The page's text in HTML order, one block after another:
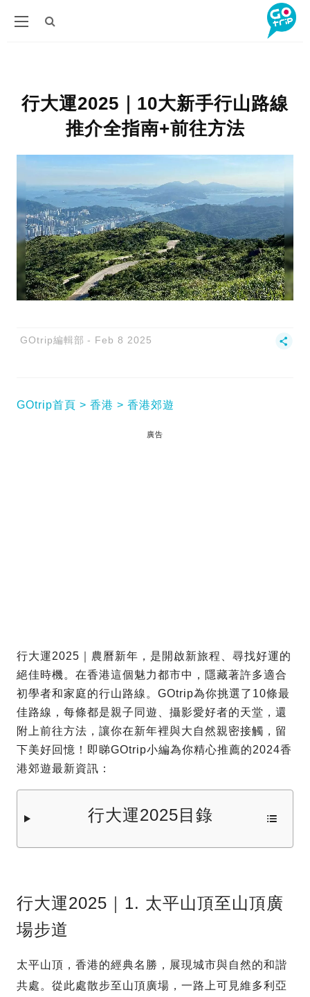
行大運2025｜10大新手行山路線
推介全指南+前往方法
GOtrip編輯部 Feb 8 2025
GOtrip首頁 香港 香港郊遊
廣告
行大運2025｜農曆新年，是開啟新旅程、尋找好運的
絕佳時機。在香港這個魅力都市中，隱藏著許多適合
初學者和家庭的行山路線。GOtrip為你挑選了10條最
佳路線，每條都是親子同遊、攝影愛好者的天堂，還
附上前往方法，讓你在新年裡與大自然親密接觸，留
下美好回憶！即睇GOtrip小編為你精心推薦的2024香
港郊遊最新資訊：
行大運2025目錄
行大運2025｜1. 太平山頂至山頂廣
場步道
太平山頂，香港的經典名勝，展現城市與自然的和諧
共處。從此處散步至山頂廣場，一路上可見維多利亞